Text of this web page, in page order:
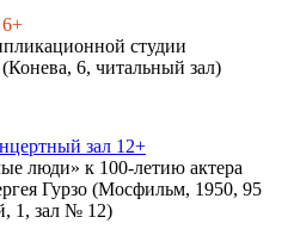
студии
6, читальный зал)
зал 12+
люди» к 100-летию актера
Гурзо (Мосфильм, 1950, 95
1, зал № 12)